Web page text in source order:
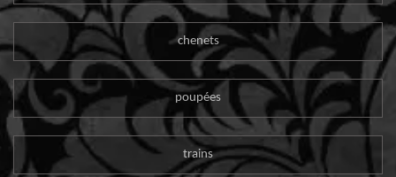
chenets
poupées
trains